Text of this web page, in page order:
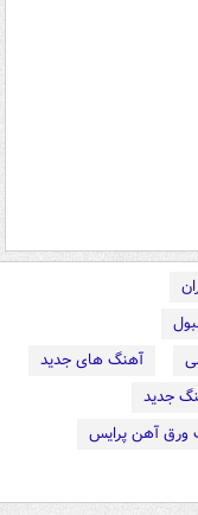
آهنگ های جدید
جدید
ورق آهن پرایس